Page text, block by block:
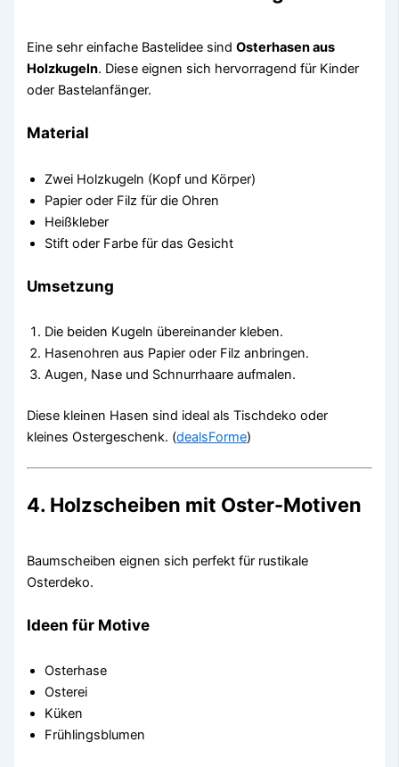
Eine sehr einfache Bastelidee sindOsterhasen aus
Holzkugeln. Diese eignen sich hervorragend für Kinder
oder Bastelanfänger.
Material
Zwei Holzkugeln (Kopf und Körper)
Papier oder Filz für die Ohren
Heißkleber
Stift oder Farbe für das Gesicht
Umsetzung
Die beiden Kugeln übereinander kleben.
Hasenohren aus Papier oder Filz anbringen.
Augen, Nase und Schnurrhaare aufmalen.
Diese kleinen Hasen sind ideal als Tischdeko oder
kleines Ostergeschenk. (dealsForme)
4. Holzscheiben mit Oster-Motiven
Baumscheiben eignen sich perfekt für rustikale
Osterdeko.
Ideen für Motive
Osterhase
Osterei
Küken
Frühlingsblumen